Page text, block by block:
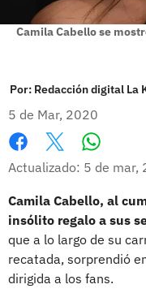
Camila Cabello se
Por: Redacción digital La
5 de Mar, 2020
Facebook
X
Actualizado: 5 de mar,
Camila Cabello, al
insólito regalo a sus
que a lo largo de su
recatada, sorprendió
dirigida a los fans.